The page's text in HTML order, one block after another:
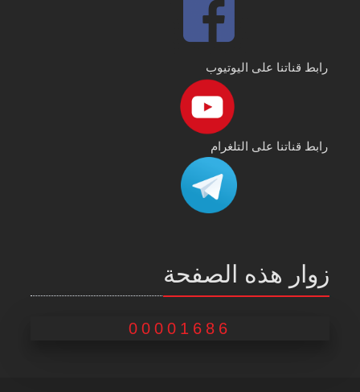
رابط قناتنا على اليوتيوب
رابط قناتنا على التلغرام
زوار هذه الصفحة
00001686